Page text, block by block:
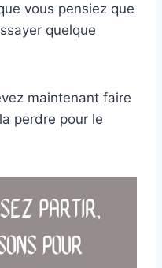
vous pensiez que
quelque
maintenant faire
perdre pour le